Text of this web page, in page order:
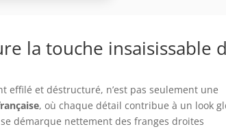
la touche insaisissable
effilé et déstructuré, n’est pas seulement une
, où chaque détail contribue à un look
démarque nettement des franges droites